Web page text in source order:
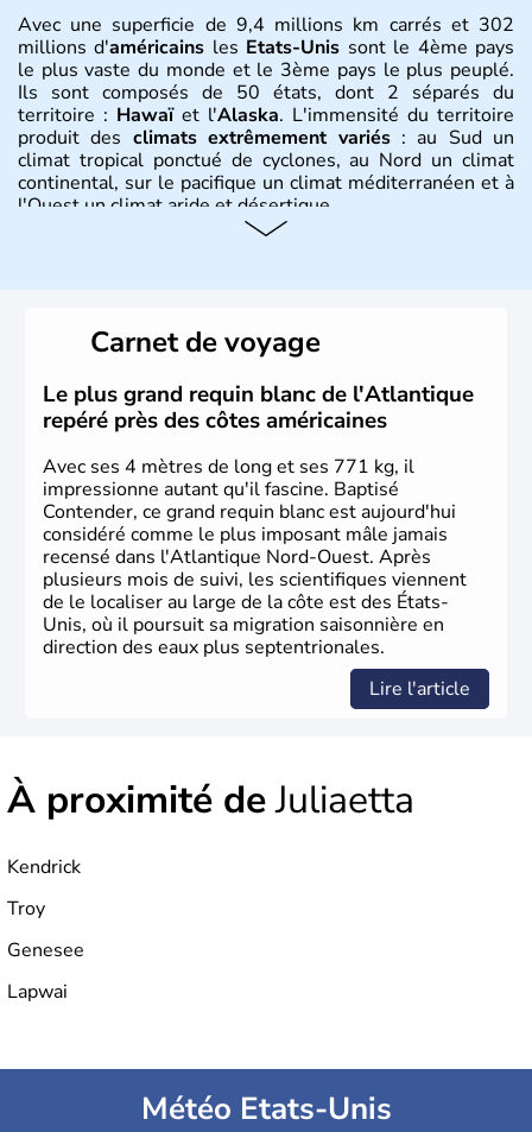
Avec une superficie de 9,4 millions km carrés et 302
millions d'américains les Etats-Unis sont le 4ème pays
le plus vaste du monde et le 3ème pays le plus peuplé.
Ils sont composés de 50 états, dont 2 séparés du
territoire : Hawaïet l'Alaska. L'immensité du territoire
produit des climats extrêmement variés: au Sud un
climat tropical ponctué de cyclones, au Nord un climat
continental, sur le pacifique un climat méditerranéen et à
l'Ouest un climat aride et désertique.
Plusieurs populations se sont succédées avant l'arrivée
des européens, suite à la découverte du continent par
Christophe Colomb en 1492. Les 13 colonies
britanniques proclament la Déclaration d'indépendance
en 1776 et adoptent leur première constitution en 1787.
La conquête de l'Ouest marque ensuite l'entrée dans une
phase de développement intense.
Carnet de voyage
Le plus grand requin blanc de l'Atlantique
repéré près des côtes américaines
Avec ses 4 mètres de long et ses 771 kg, il
impressionne autant qu'il fascine. Baptisé
Contender, ce grand requin blanc est aujourd'hui
considéré comme le plus imposant mâle jamais
recensé dans l'Atlantique Nord-Ouest. Après
plusieurs mois de suivi, les scientifiques viennent
de le localiser au large de la côte est des États-
Unis, où il poursuit sa migration saisonnière en
direction des eaux plus septentrionales.
Lire l'article
À proximité deJuliaetta
Kendrick
Troy
Genesee
Lapwai
Météo Etats-Unis